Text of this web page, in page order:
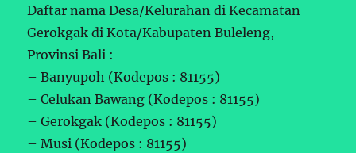
Daftar nama Desa/Kelurahan di Kecamatan
Gerokgak di Kota/Kabupaten Buleleng,
Provinsi Bali :
– Banyupoh (Kodepos : 81155)
– Celukan Bawang (Kodepos : 81155)
– Gerokgak (Kodepos : 81155)
– Musi (Kodepos : 81155)